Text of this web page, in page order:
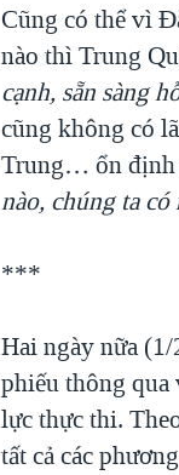
Cũng có thể vì
nào thì Trung
cạnh, sẵn sàng
cũng không có
Trung… ổn
nào, chúng ta
***
Hai ngày nữa
phiếu thông qua
lực thực thi.
tất cả các